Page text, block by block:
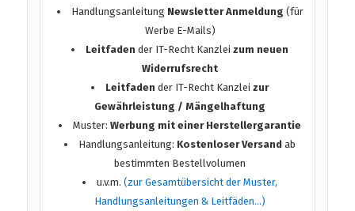
Handlungsanleitung Newsletter Anmeldung (für
Werbe E-Mails)
Leitfaden der IT-Recht Kanzleizum neuen
Widerrufsrecht
Leitfaden der IT-Recht Kanzleizur
Gewährleistung / Mängelhaftung
Muster:Werbung mit einer Herstellergarantie
Handlungsanleitung: Kostenloser Versand ab
bestimmten Bestellvolumen
u.v.m.(zur Gesamtübersicht der Muster,
Handlungsanleitungen & Leitfäden…)